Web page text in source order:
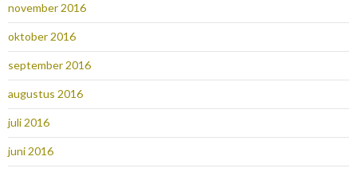
november 2016
oktober 2016
september 2016
augustus 2016
juli 2016
juni 2016